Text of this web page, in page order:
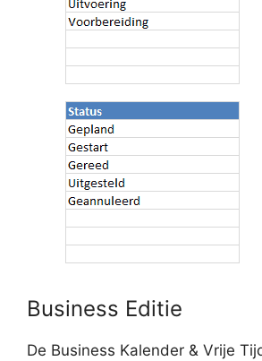
Business Editie
De Business Kalender & Vrije